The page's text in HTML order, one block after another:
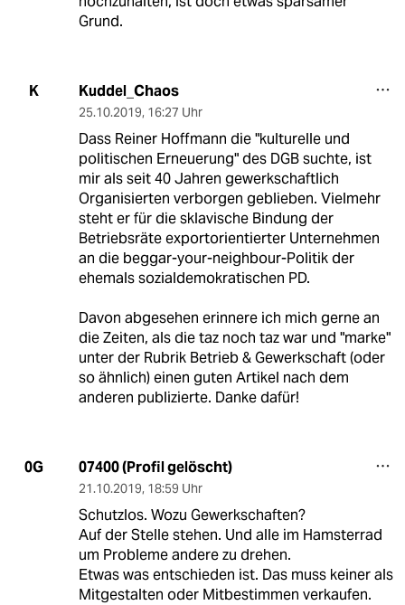
Grund.
K Kuddel_Chaos
25.10.2019, 16:27 Uhr
Dass Reiner Hoffmann die "kulturelle und
politischen Erneuerung" des DGB suchte, ist
mir als seit 40 Jahren gewerkschaftlich
Organisierten verborgen geblieben. Vielmehr
steht er für die sklavische Bindung der
Betriebsräte exportorientierter Unternehmen
an die beggar-your-neighbour-Politik der
ehemals sozialdemokratischen PD.
Davon abgesehen erinnere ich mich gerne an
die Zeiten, als die taz noch taz war und "marke"
unter der Rubrik Betrieb & Gewerkschaft (oder
so ähnlich) einen guten Artikel nach dem
anderen publizierte. Danke dafür!
0G 07400 (Profil gelöscht)
21.10.2019, 18:59 Uhr
Schutzlos. Wozu Gewerkschaften?
Auf der Stelle stehen. Und alle im Hamsterrad
um Probleme andere zu drehen.
Etwas was entschieden ist. Das muss keiner als
Mitgestalten oder Mitbestimmen verkaufen.